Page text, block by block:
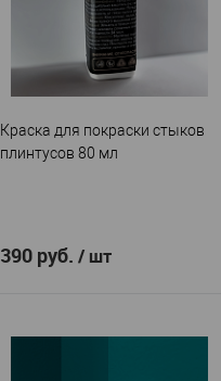
Краска для покраски стыков
плинтусов 80 мл
390 руб. / шт